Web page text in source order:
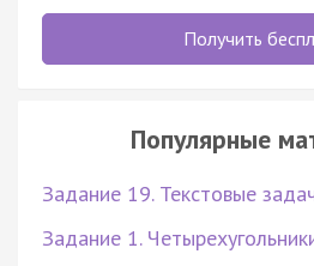
Получить
Популярные
Задание 19. Текстовые
Задание 1.